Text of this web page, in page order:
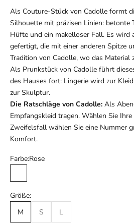
Als Couture-Stück von Cadolle formt
Silhouette mit präzisen Linien: betonte
Hüfte und ein makelloser Fall. Es wird
gefertigt, die mit einer anderen Spitze
Tradition von Cadolle, wo das Material
Als Prunkstück von Cadolle führt
des Hauses fort: Lingerie wird zur
zur Skulptur.
Die Ratschläge von Cadolle: Als
Empfangskleid tragen. Wählen Sie
Zweifelsfall wählen Sie eine Nummer
Komfort.
Farbe:Rose
Größe:
M
S L